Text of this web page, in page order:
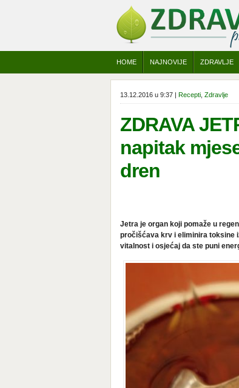
HOME NAJNOVIJE ZDRAVLJE
13.12.2016 u 9:37 | Recepti Zdravlje
ZDRAVA
napitak
dren
Jetra je organ koji pomaže u
pročišćava krv i eliminira toksine
vitalnost i osjećaj da ste puni